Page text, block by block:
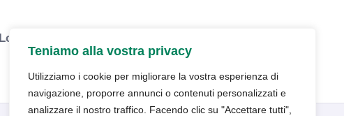
Teniamo alla vostra privacy
Utilizziamo i cookie per migliorare la vostra esperienza di
navigazione, proporre annunci o contenuti personalizzati e
analizzare il nostro traffico. Facendo clic su "Accettare tutti",
Lo Studio